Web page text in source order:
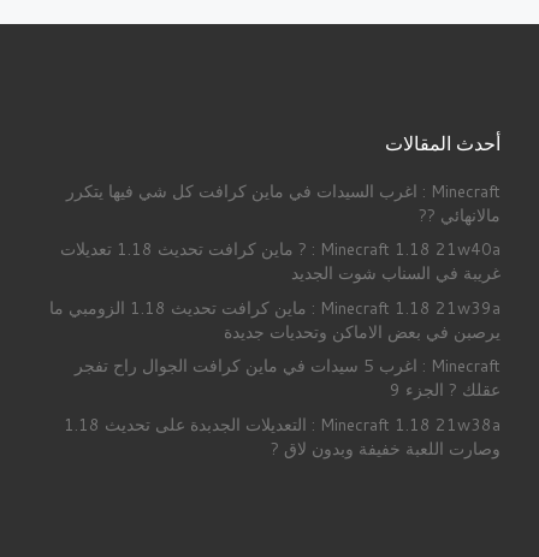
أحدث المقالات
Minecraft : اغرب السيدات في ماين كرافت كل شي فيها يتكرر
مالانهائي ??
Minecraft 1.18 21w40a : ? ماين كرافت تحديث 1.18 تعديلات
غريبة في السناب شوت الجديد
Minecraft 1.18 21w39a : ماين كرافت تحديث 1.18 الزومبي ما
يرصبن في بعض الاماكن وتحديات جديدة
Minecraft : اغرب 5 سيدات في ماين كرافت الجوال راح تفجر
عقلك ? الجزء 9
Minecraft 1.18 21w38a : التعديلات الجدبدة على تحديث 1.18
وصارت اللعبة خفيفة وبدون لاق ?